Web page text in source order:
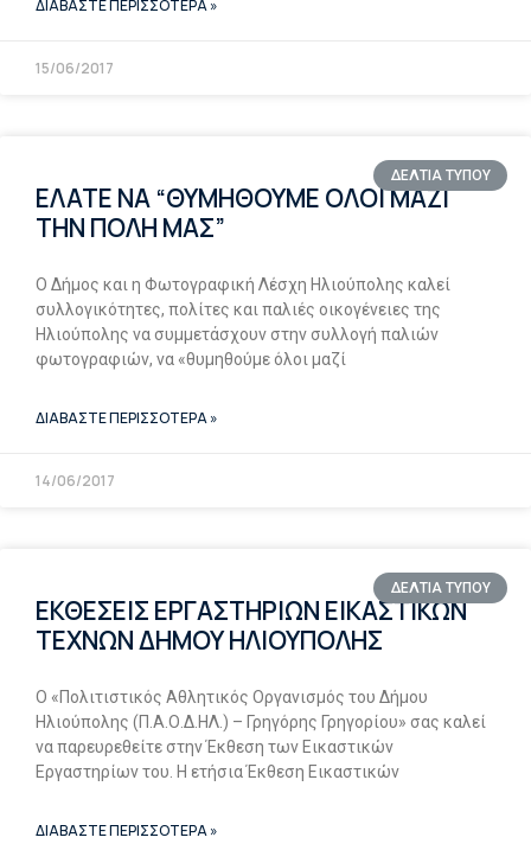
ΔΙΑΒΑΣΤΕ ΠΕΡΙΣΣΟΤΕΡΑ »
15/06/2017
ΔΕΛΤΙΑ ΤΥΠΟΥ
ΕΛΑΤΕ ΝΑ “ΘΥΜΗΘΟΥΜΕ ΟΛΟΙ ΜΑΖΙ
ΤΗΝ ΠΟΛΗ ΜΑΣ”
Ο Δήμος και η Φωτογραφική Λέσχη Ηλιούπολης καλεί
συλλογικότητες, πολίτες και παλιές οικογένειες της
Ηλιούπολης να συμμετάσχουν στην συλλογή παλιών
φωτογραφιών, να «θυμηθούμε όλοι μαζί
ΔΙΑΒΑΣΤΕ ΠΕΡΙΣΣΟΤΕΡΑ »
14/06/2017
ΔΕΛΤΙΑ ΤΥΠΟΥ
ΕΚΘΕΣΕΙΣ ΕΡΓΑΣΤΗΡΙΩΝ ΕΙΚΑΣΤΙΚΩΝ
ΤΕΧΝΩΝ ΔΗΜΟΥ ΗΛΙΟΥΠΟΛΗΣ
Ο «Πολιτιστικός Αθλητικός Οργανισμός του Δήμου
Ηλιούπολης (Π.Α.Ο.Δ.ΗΛ.) – Γρηγόρης Γρηγορίου» σας καλεί
να παρευρεθείτε στην Έκθεση των Eικαστικών
Eργαστηρίων του. Η ετήσια Έκθεση Εικαστικών
ΔΙΑΒΑΣΤΕ ΠΕΡΙΣΣΟΤΕΡΑ »